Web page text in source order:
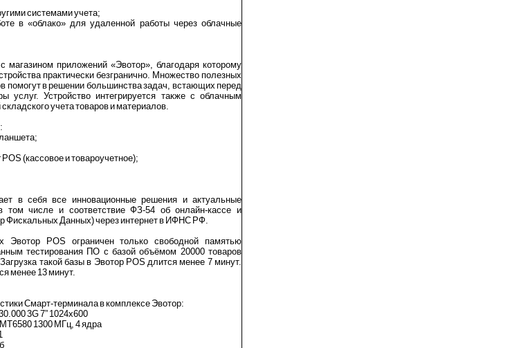
системами учета;
в «облако» для удаленной работы через облачные
магазином приложений «Эвотор», благодаря которому
практически безгранично. Множество полезных
помогут в решении большинства задач, встающих перед
услуг. Устройство интегрируется также с облачным
учета товаров и материалов.
(кассовое и товароучетное);
в себя все инновационные решения и актуальные
том числе и соответствие ФЗ-54 об онлайн-кассе и
Фискальных Данных) через интернет в ИФНС РФ.
POS ограничен только свободной памятью
тестирования ПО с базой объёмом 20000 товаров
такой базы в Эвотор POS длится менее 7 минут.
менее 13 минут.
Смарт-терминала в комплексе Эвотор:
3G 7” 1024х600
1300 МГц, 4 ядра